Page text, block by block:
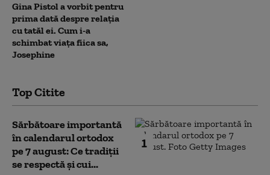
Gina Pistol a vorbit pentru
prima dată despre relația
cu tatăl ei. Cum i-a
schimbat viața fiica sa,
Josephine
Top Citite
1
Sărbătoare importantă
în calendarul ortodox
pe 7 august: Ce tradiții
se respectă și cui...